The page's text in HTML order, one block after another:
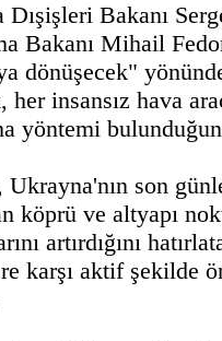
Dışişleri Bakanı
Bakanı Mihail
dönüşecek"
her insansız hava
yöntemi
son
köprü ve altyapı
artırdığını
karşı aktif şekilde